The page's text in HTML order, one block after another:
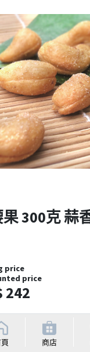
300克 蒜
price
price
242
商店